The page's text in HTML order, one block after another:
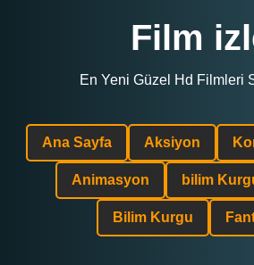
Film
En Yeni Güzel Hd Filmleri
Ana Sayfa Aksiyon
Animasyon bilim
Bilim Kurgu